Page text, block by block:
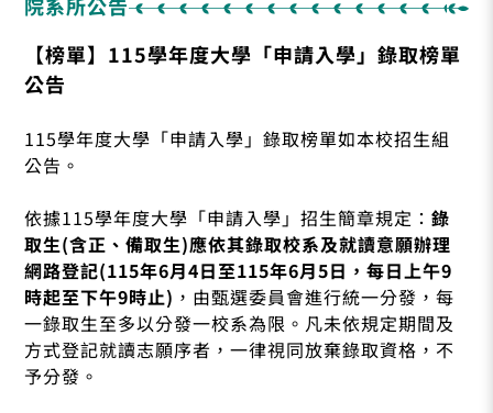
【榜單】115學年度大學「申請入學」錄取榜單
公告
115學年度大學「申請入學」錄取榜單如本校招生組
公告。
依據115學年度大學「申請入學」招生簡章規定：錄
取生(含正、備取生)應依其錄取校系及就讀意願辦理
網路登記(115年6月4日至115年6月5日，每日上午9
時起至下午9時止) ，由甄選委員會進行統一分發，每
一錄取生至多以分發一校系為限。凡未依規定期間及
方式登記就讀志願序者，一律視同放棄錄取資格，不
予分發。